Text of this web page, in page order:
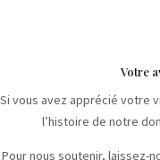
Votre
Si vous avez apprécié votre
l’histoire de notre
Pour nous soutenir, laissez-